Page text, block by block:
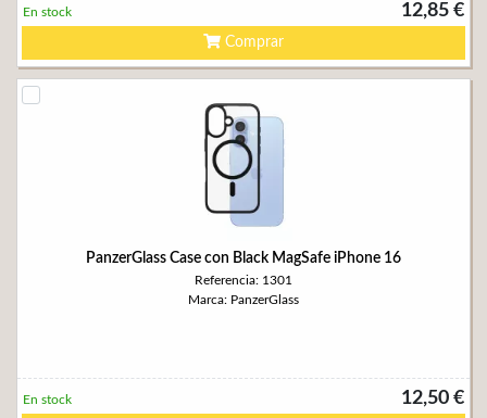
12,85 €
En stock
Comprar
PanzerGlass Case con Black MagSafe iPhone 16
Referencia: 1301
Marca: PanzerGlass
12,50 €
En stock